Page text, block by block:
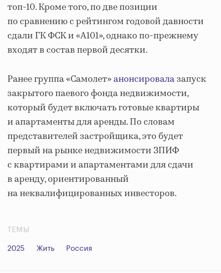
топ-10. Кроме того, по две позиции
по сравнению с рейтингом годовой давности
сдали ГК ФСК и «А101», однако по-прежнему
входят в состав первой десятки.
Ранее группа «Самолет»анонсировалазапуск
закрытого паевого фонда недвижимости,
который будет включать готовые квартиры
и апартаменты для аренды. По словам
представителей застройщика, это будет
первый на рынке недвижимости ЗПИФ
с квартирами и апартаментами для сдачи
в аренду, ориентированный
на неквалифицированных инвесторов.
ТЕМЫ
2025 Жить Россия